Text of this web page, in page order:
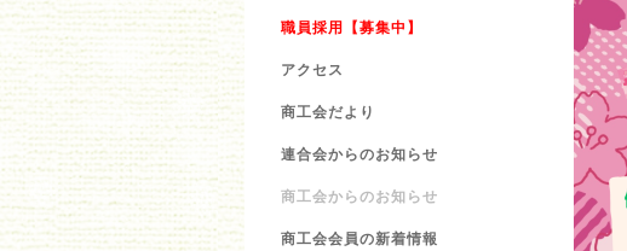
職員採用【募集中】
アクセス
商工会だより
連合会からのお知らせ
商工会からのお知らせ
商工会会員の新着情報